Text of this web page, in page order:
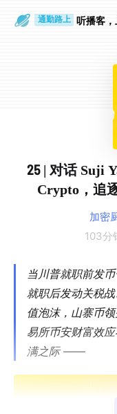
通勤路上 听播客，
25 | 对话 Suji
Crypto，追
加密
103分
当川普就职前发
就职后发动关税
值泡沫，山寨币
易所币安财富效
满之际 ——